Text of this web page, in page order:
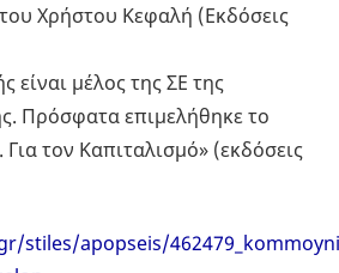
Χρήστου Κεφαλή (Εκδόσεις
μέλος της ΣΕ της
Πρόσφατα επιμελήθηκε το
τον Καπιταλισμό» (εκδόσεις
stiles/apopseis/